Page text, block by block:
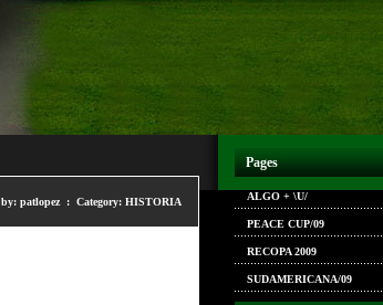
by: patlopez : Category: HISTORIA
Pages
ALGO + \U/
PEACE CUP/09
RECOPA 2009
SUDAMERICANA/09